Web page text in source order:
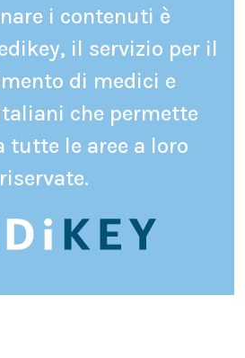
i contenuti è
il servizio per il
di medici e
che permette
tutte le aree a loro
riservate.